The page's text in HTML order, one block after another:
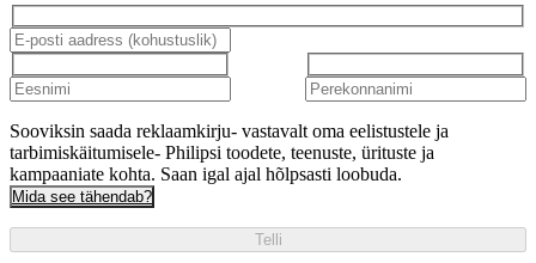
Sooviksin saada reklaamkirju- vastavalt oma eelistustele ja
tarbimiskäitumisele- Philipsi toodete, teenuste, ürituste ja
kampaaniate kohta. Saan igal ajal hõlpsasti loobuda.
Mida see tähendab?
Telli